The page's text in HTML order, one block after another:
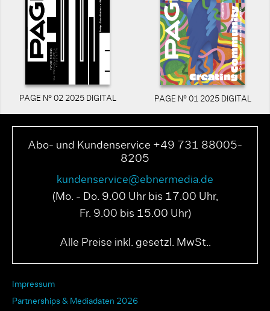
PAGE N° 02 2025 DIGITAL PAGE N° 01 2025 DIGITAL
Abo- und Kundenservice +49 731 88005-
8205
kundenservice@ebnermedia.de
(Mo. - Do. 9.00 Uhr bis 17.00 Uhr,
Fr. 9.00 bis 15.00 Uhr)
Alle Preise inkl. gesetzl. MwSt..
Impressum
Partnerships & Mediadaten 2026